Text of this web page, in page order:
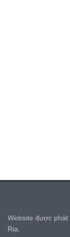
Website được phát
Rịa.